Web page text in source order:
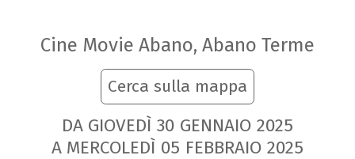
Cine Movie Abano, Abano Terme
Cerca sulla mappa
DA GIOVEDÌ 30 GENNAIO 2025
A MERCOLEDÌ 05 FEBBRAIO 2025